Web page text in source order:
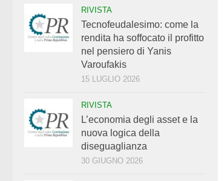
RIVISTA
Tecnofeudalesimo: come la
rendita ha soffocato il profitto
nel pensiero di Yanis
Varoufakis
15 LUGLIO 2026
RIVISTA
L’economia degli asset e la
nuova logica della
diseguaglianza
30 GIUGNO 2026